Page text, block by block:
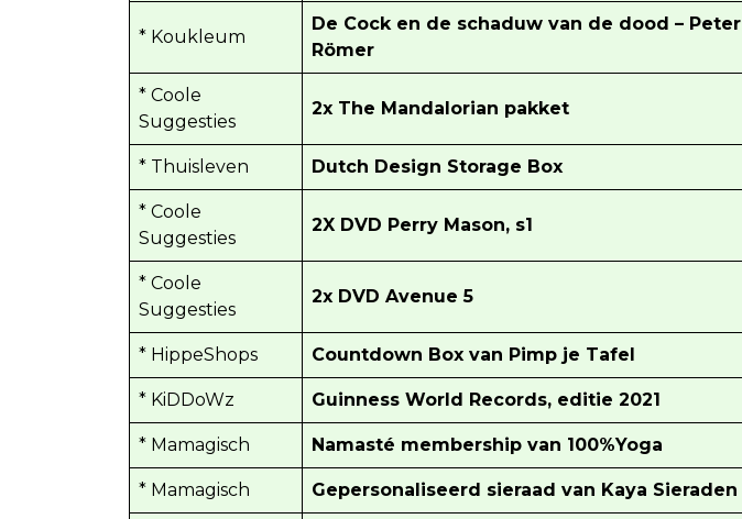
* Koukleum
De Cock en de schaduw van de dood – Peter
Römer
* Coole
Suggesties
2x The Mandalorian pakket
* Thuisleven Dutch Design Storage Box
* Coole
Suggesties
2X DVD Perry Mason, s1
* Coole
Suggesties
2x DVD Avenue 5
* HippeShops Countdown Box van Pimp je Tafel
* KiDDoWz Guinness World Records, editie 2021
* Mamagisch Namasté membership van 100%Yoga
* Mamagisch Gepersonaliseerd sieraad van Kaya Sieraden